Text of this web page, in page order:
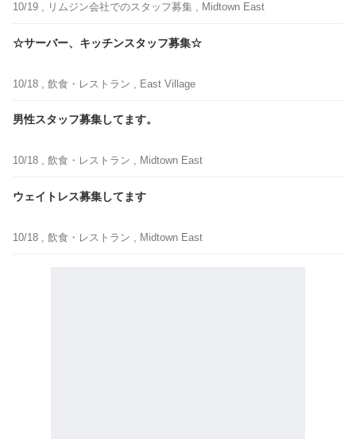
10/19 , リムジン会社でのスタッフ募集 , Midtown East
☆サーバー、キッチンスタッフ募集☆
10/18 , 飲食・レストラン , East Village
男性スタッフ募集してます。
10/18 , 飲食・レストラン , Midtown East
ウェイトレス募集してます
10/18 , 飲食・レストラン , Midtown East